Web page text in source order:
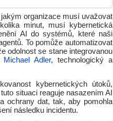
organizace musí uvažovat
minut, musí kybernetická
AI do systémů, které naši
To pomůže automatizovat
odolnost se stane integrovanou
Michael Adler, technologický a
kybernetických útoků,
situaci reaguje nasazením AI
ochrany dat, tak, aby pomohla
následku incidentu.